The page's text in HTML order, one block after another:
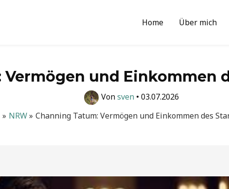
Home Über mich
und Einkommen
Vonsven • 03.07.2026
NRW Channing Tatum: Vermögen und Einkommen des